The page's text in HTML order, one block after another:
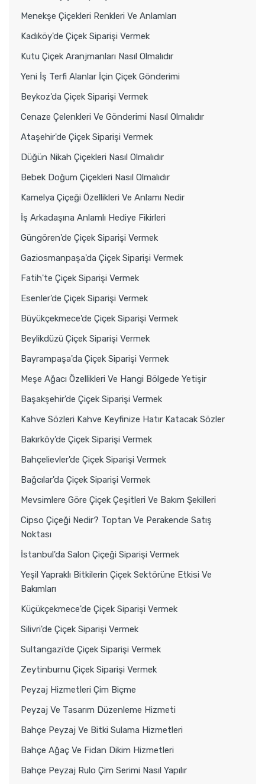
Menekşe Çiçekleri Renkleri Ve Anlamları
Kadıköy'de Çiçek Siparişi Vermek
Kutu Çiçek Aranjmanları Nasıl Olmalıdır
Yeni İş Terfi Alanlar İçin Çiçek Gönderimi
Beykoz'da Çiçek Siparişi Vermek
Cenaze Çelenkleri Ve Gönderimi Nasıl Olmalıdır
Ataşehir'de Çiçek Siparişi Vermek
Düğün Nikah Çiçekleri Nasıl Olmalıdır
Bebek Doğum Çiçekleri Nasıl Olmalıdır
Kamelya Çiçeği Özellikleri Ve Anlamı Nedir
İş Arkadaşına Anlamlı Hediye Fikirleri
Güngören'de Çiçek Siparişi Vermek
Gaziosmanpaşa'da Çiçek Siparişi Vermek
Fatih'te Çiçek Siparişi Vermek
Esenler'de Çiçek Siparişi Vermek
Büyükçekmece'de Çiçek Siparişi Vermek
Beylikdüzü Çiçek Siparişi Vermek
Bayrampaşa'da Çiçek Siparişi Vermek
Meşe Ağacı Özellikleri Ve Hangi Bölgede Yetişir
Başakşehir'de Çiçek Siparişi Vermek
Kahve Sözleri Kahve Keyfinize Hatır Katacak Sözler
Bakırköy'de Çiçek Siparişi Vermek
Bahçelievler'de Çiçek Siparişi Vermek
Bağcılar'da Çiçek Siparişi Vermek
Mevsimlere Göre Çiçek Çeşitleri Ve Bakım Şekilleri
Cipso Çiçeği Nedir? Toptan Ve Perakende Satış
Noktası
İstanbul'da Salon Çiçeği Siparişi Vermek
Yeşil Yapraklı Bitkilerin Çiçek Sektörüne Etkisi Ve
Bakımları
Küçükçekmece'de Çiçek Siparişi Vermek
Silivri'de Çiçek Siparişi Vermek
Sultangazi'de Çiçek Siparişi Vermek
Zeytinburnu Çiçek Siparişi Vermek
Peyzaj Hizmetleri Çim Biçme
Peyzaj Ve Tasarım Düzenleme Hizmeti
Bahçe Peyzaj Ve Bitki Sulama Hizmetleri
Bahçe Ağaç Ve Fidan Dikim Hizmetleri
Bahçe Peyzaj Rulo Çim Serimi Nasıl Yapılır